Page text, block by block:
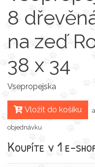
8
na zeď
38 x 34
Vsepropejska
Vložit do košíku
objednávku
Koupíte v 1 e-